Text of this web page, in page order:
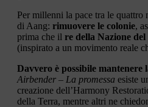
Per millenni la pace tra le quattro
di Aang: rimuovere le colonie,
prima che il re della Nazione del
(inspirato a un movimento reale
Davvero è possibile mantenere
Airbender – La promessa esiste
creazione dell’Harmony
della Terra, mentre altri ne